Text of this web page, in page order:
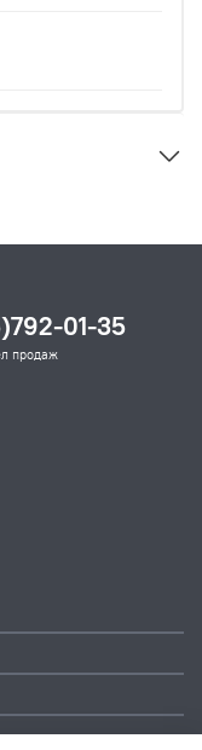
Москва, ул.
01-35
продаж